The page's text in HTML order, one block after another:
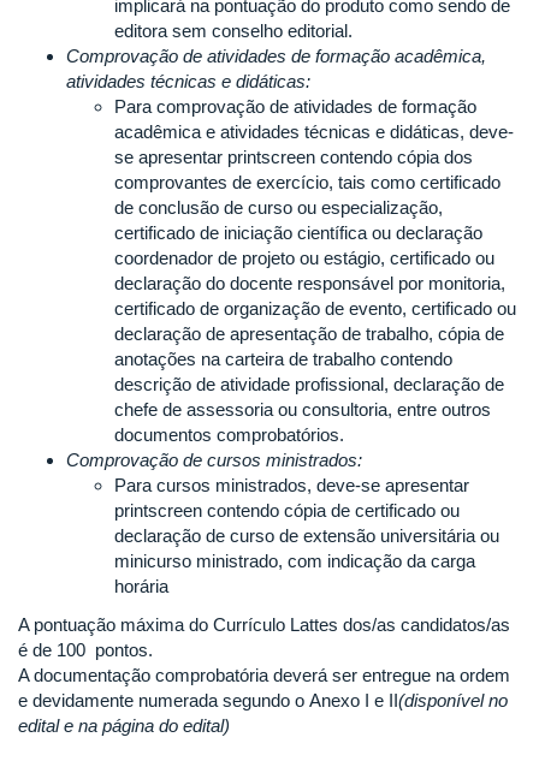
implicará na pontuação do produto como sendo de
editora sem conselho editorial.
Comprovação de atividades de formação acadêmica,
atividades técnicas e didáticas:
Para comprovação de atividades de formação
acadêmica e atividades técnicas e didáticas, deve-
se apresentar printscreen contendo cópia dos
comprovantes de exercício, tais como certificado
de conclusão de curso ou especialização,
certificado de iniciação científica ou declaração
coordenador de projeto ou estágio, certificado ou
declaração do docente responsável por monitoria,
certificado de organização de evento, certificado ou
declaração de apresentação de trabalho, cópia de
anotações na carteira de trabalho contendo
descrição de atividade profissional, declaração de
chefe de assessoria ou consultoria, entre outros
documentos comprobatórios.
Comprovação de cursos ministrados:
Para cursos ministrados, deve-se apresentar
printscreen contendo cópia de certificado ou
declaração de curso de extensão universitária ou
minicurso ministrado, com indicação da carga
horária
A pontuação máxima do Currículo Lattes dos/as candidatos/as
é de 100 pontos.
A documentação comprobatória deverá ser entregue na ordem
e devidamente numerada segundo o Anexo I e II(disponível no
edital e na página do edital)